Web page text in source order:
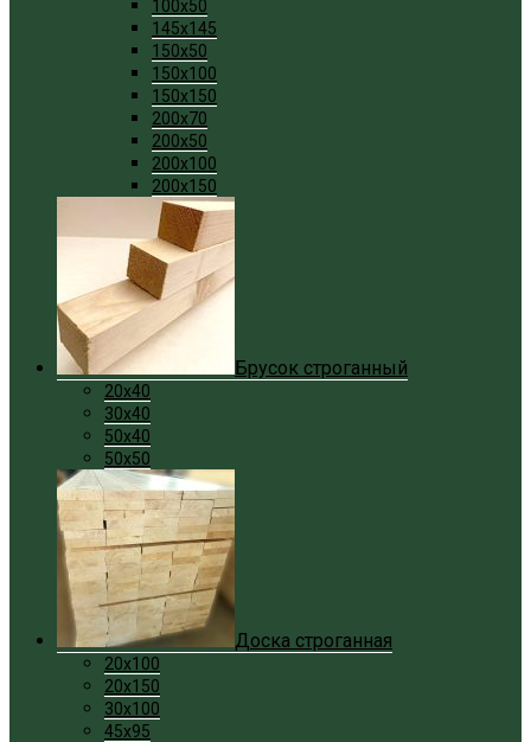
100x50
145x145
150x50
150x100
150x150
200x70
200x50
200x100
200x150
Брусок строганный
20x40
30x40
50x40
50x50
Доска строганная
20x100
20x150
30x100
45x95